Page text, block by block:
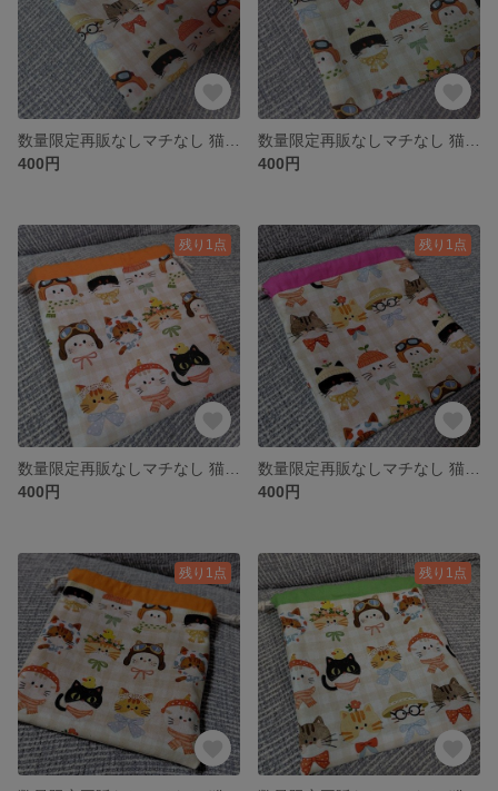
400円
400円
残り1点
400円
残り1点
400円
残り1点 残り1点